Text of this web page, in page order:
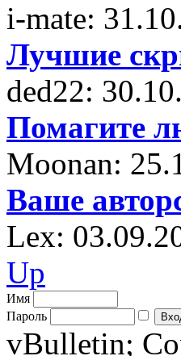
i-mate:
Лучшие
ded22:
Помагите
Moonan:
Ваше
Lex:
Up
Имя
Пароль
vBulletin;